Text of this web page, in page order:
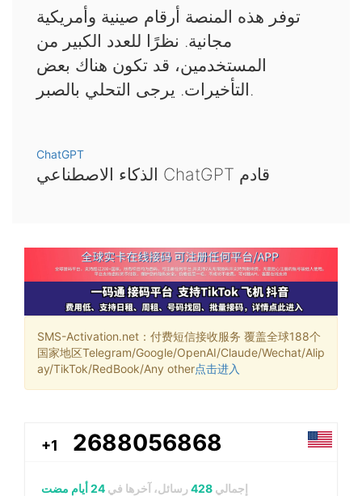
توفر هذه المنصة أرقام صينية وأمريكية
مجانية. نظرًا للعدد الكبير من
المستخدمين، قد تكون هناك بعض
التأخيرات. يرجى التحلي بالصبر.
ChatGPT
الذكاء الاصطناعي ChatGPT قادم
SMS-Activation.net：付费短信接收服务 覆盖全球188个
国家地区Telegram/Google/OpenAI/Claude/Wechat/Alip
ay/TikTok/RedBook/Any other点击进入
+1 2688056868
إجمالي 428 رسائل، آخرها في 24 أيام مضت